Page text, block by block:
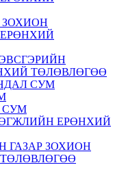
ЗОХИОН
ТӨЛӨВЛӨГӨӨ
СУМ
СУМ
ЕРӨНХИЙ
ГАЗАР ЗОХИОН